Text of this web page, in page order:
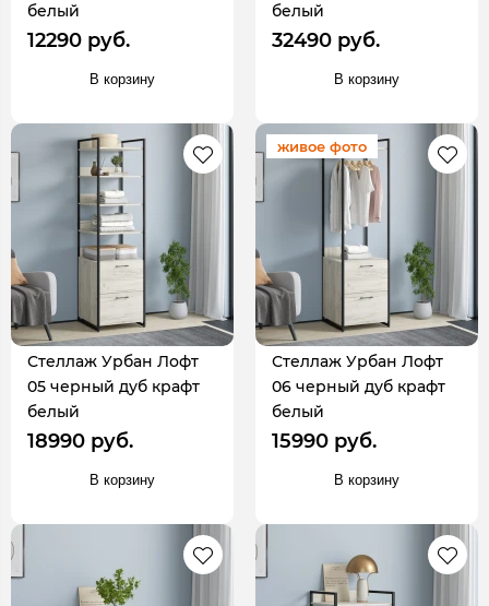
белый
12290 руб.
В корзину
белый
32490 руб.
В корзину
Стеллаж Урбан Лофт
05 черный дуб крафт
белый
18990 руб.
В корзину
живое фото
Стеллаж Урбан Лофт
06 черный дуб крафт
белый
15990 руб.
В корзину